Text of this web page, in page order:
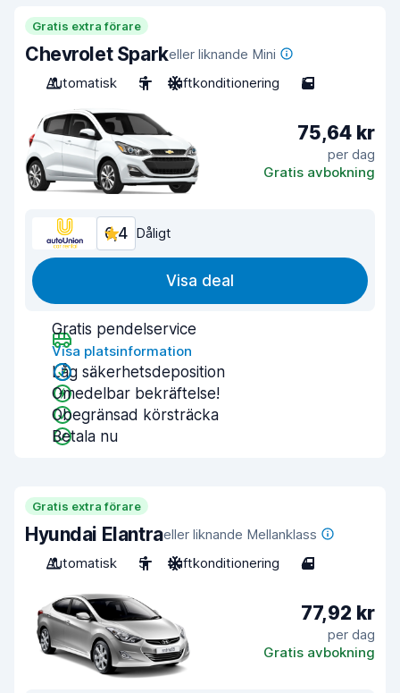
Gratis extra förare
Chevrolet Sparkeller liknande Mini
Automatisk
5 Luftkonditionering 5
75,64 kr
per dag
Gratis avbokning
6,4 Dåligt
Visa deal
Gratis pendelservice
Visa platsinformation
Låg säkerhetsdeposition
Omedelbar bekräftelse!
Obegränsad körsträcka
Betala nu
Gratis extra förare
Hyundai Elantraeller liknande Mellanklass
Automatisk
5 Luftkonditionering 4
77,92 kr
per dag
Gratis avbokning